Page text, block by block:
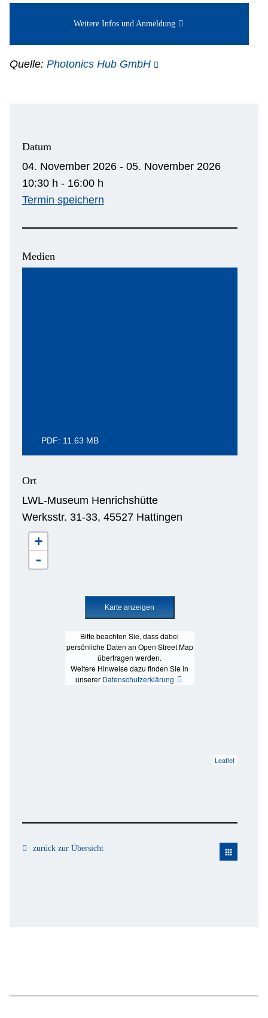
Weitere Infos und Anmeldung
Quelle: Photonics Hub GmbH
Datum
04. November 2026 - 05. November 2026
10:30 h - 16:00 h
Termin speichern
Medien
PDF: 11.63 MB
Ort
LWL-Museum Henrichshütte
Werksstr. 31-33, 45527 Hattingen
Bitte beachten Sie, dass dabei
persönliche Daten an Open Street Map
übertragen werden.
Weitere Hinweise dazu finden Sie in
unserer Datenschutzerklärung
+
-
Leaflet
zurück zur Übersicht apps